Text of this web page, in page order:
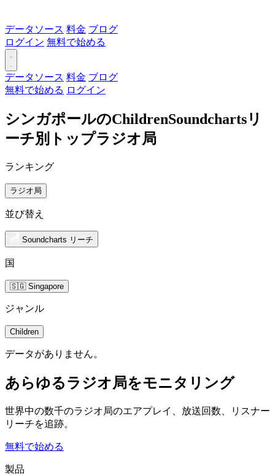
データソース 料金 ブログ
ログイン 無料で始める
データソース 料金 ブログ
無料で始める ログイン
シンガポールのChildrenSoundchartsリ
ーチ別トップラジオ局
ランキング
ラジオ局
並び替え
Soundcharts リーチ
国
🇸🇬 Singapore
ジャンル
Children
データがありません。
あらゆるラジオ局をモニタリング
世界中の数千のラジオ局のエアプレイ、放送回数、リスナー
リーチを追跡。
無料で始める
製品